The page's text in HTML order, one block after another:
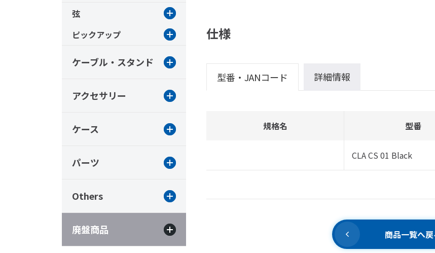
仕様
型番・JANコード 詳細情報
規格名 型番
CLA CS 01 Black
商品一覧へ戻
弦
ピックアップ
ケーブル・スタンド
アクセサリー
ケース
パーツ
Others
廃盤商品